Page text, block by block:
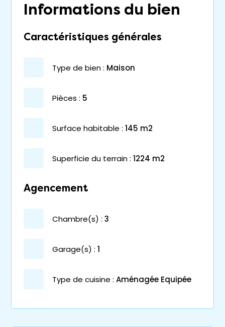
Informations du bien
Caractéristiques générales
type de bien : maison
pièces : 5
surface habitable : 145 m2
superficie du terrain : 1224 m2
Agencement
chambre(s) : 3
garage(s) : 1
Type de cuisine : Aménagée Equipée